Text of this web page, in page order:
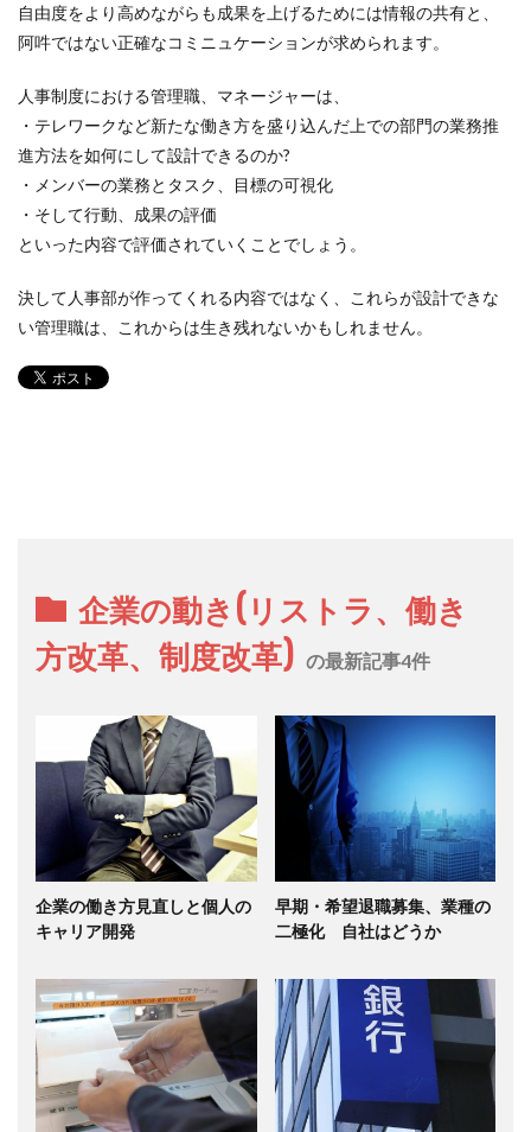
自由度をより高めながらも成果を上げるためには情報の共有と、
阿吽ではない正確なコミニュケーションが求められます。
人事制度における管理職、マネージャーは、
・テレワークなど新たな働き方を盛り込んだ上での部門の業務推
進方法を如何にして設計できるのか?
・メンバーの業務とタスク、目標の可視化
・そして行動、成果の評価
といった内容で評価されていくことでしょう。
決して人事部が作ってくれる内容ではなく、これらが設計できな
い管理職は、これからは生き残れないかもしれません。
企業の動き(リストラ、働き
方改革、制度改革) の最新記事4件
企業の働き方見直しと個人の
キャリア開発
早期・希望退職募集、業種の
二極化 自社はどうか